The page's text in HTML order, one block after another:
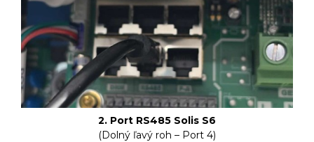
2. Port RS485 Solis S6
(Dolný ľavý roh – Port 4)